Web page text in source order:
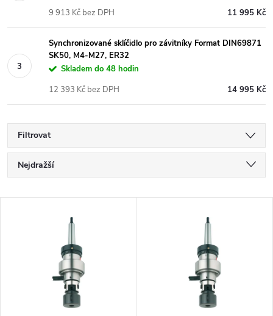
11 995 Kč
9 913 Kč bez DPH
Synchronizované sklíčidlo pro závitníky Format DIN69871
SK50, M4-M27, ER32
Skladem do 48 hodin
14 995 Kč
12 393 Kč bez DPH
Filtrovat
Ř
a
Nejdražší